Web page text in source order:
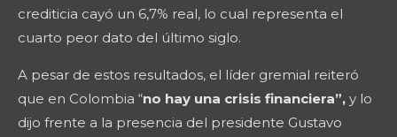
crediticia cayó un 6,7% real, lo cual representa el
cuarto peor dato del último siglo.
A pesar de estos resultados, el líder gremial reiteró
que en Colombia “no hay una crisis financiera”, y lo
dijo frente a la presencia del presidente Gustavo